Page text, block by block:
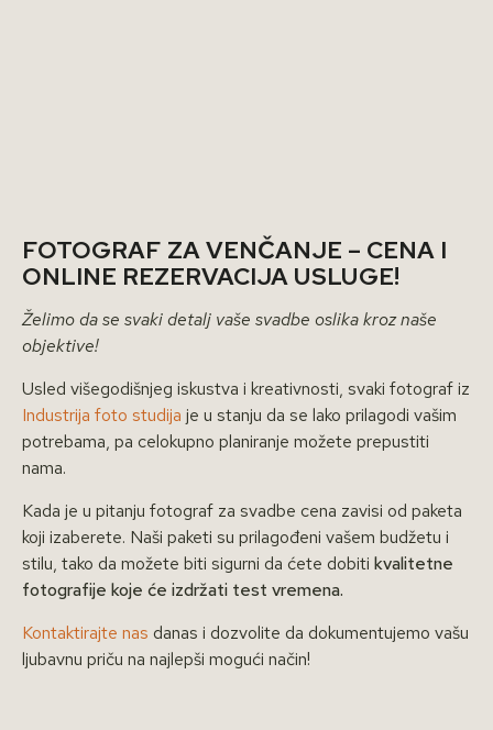
FOTOGRAF ZA VENČANJE – CENA I
ONLINE REZERVACIJA USLUGE!
Želimo da se svaki detalj vaše svadbe oslika kroz naše
objektive!
Usled višegodišnjeg iskustva i kreativnosti, svaki fotograf iz
Industrija foto studija je u stanju da se lako prilagodi vašim
potrebama, pa celokupno planiranje možete prepustiti
nama.
Kada je u pitanju fotograf za svadbe cena zavisi od paketa
koji izaberete. Naši paketi su prilagođeni vašem budžetu i
stilu, tako da možete biti sigurni da ćete dobiti kvalitetne
fotografije koje će izdržati test vremena.
Kontaktirajte nas danas i dozvolite da dokumentujemo vašu
ljubavnu priču na najlepši mogući način!